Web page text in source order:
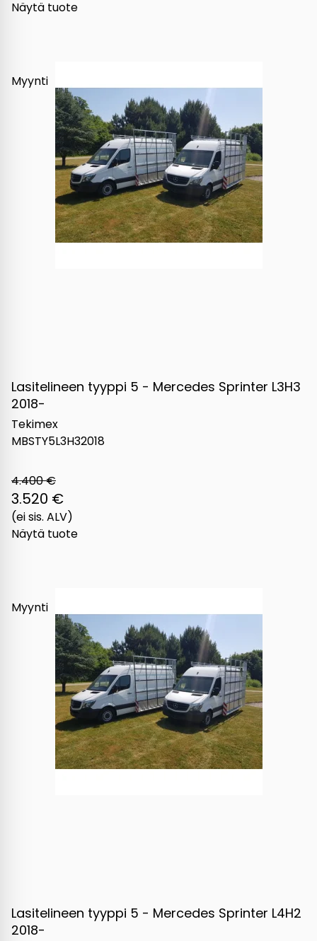
Näytä tuote
Myynti
Lasitelineen tyyppi 5 - Mercedes Sprinter L3H3
2018-
Tekimex
MBSTY5L3H32018
4.400 €
3.520 €
(ei sis. ALV)
Näytä tuote
Myynti
Lasitelineen tyyppi 5 - Mercedes Sprinter L4H2
2018-